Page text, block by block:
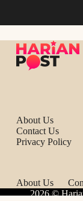
About Us
Contact Us
Privacy Policy
About Us
2026 ©